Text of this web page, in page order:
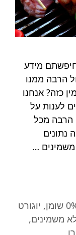
מידע
הרבה ממנו
כזה? אנחנו
לענות על
הרבה מכל
נתונים
משמינים …
, יוגורט
משמינים,